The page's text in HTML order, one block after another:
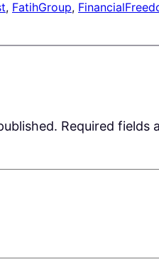
, FatihGroup,
Required fields